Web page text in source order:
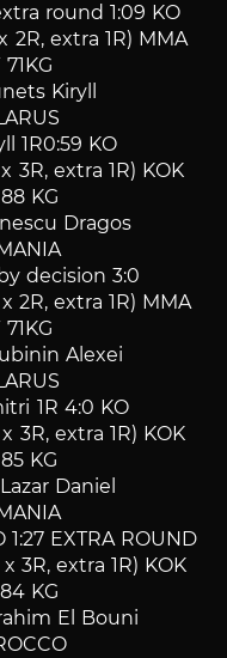
round 1:09 KO
2R, extra 1R) MMA
Kiryll
1R0:59 KO
3R, extra 1R) KOK
KG
Dragos
decision 3:0
2R, extra 1R) MMA
Alexei
1R 4:0 KO
3R, extra 1R) KOK
KG
Daniel
EXTRA ROUND
3R, extra 1R) KOK
KG
El Bouni